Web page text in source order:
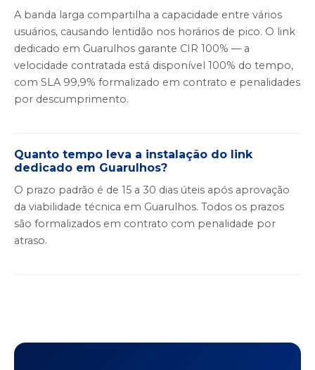
A banda larga compartilha a capacidade entre vários
usuários, causando lentidão nos horários de pico. O link
dedicado em Guarulhos garante CIR 100% — a
velocidade contratada está disponível 100% do tempo,
com SLA 99,9% formalizado em contrato e penalidades
por descumprimento.
Quanto tempo leva a instalação do link
dedicado em Guarulhos?
O prazo padrão é de 15 a 30 dias úteis após aprovação
da viabilidade técnica em Guarulhos. Todos os prazos
são formalizados em contrato com penalidade por
atraso.